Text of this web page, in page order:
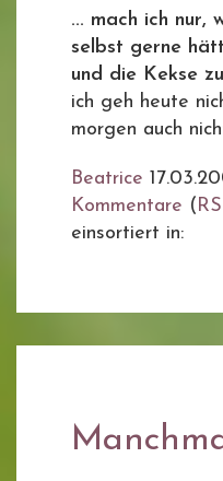
... mach ich nur,
selbst gerne
und die Kekse
ich geh heute
morgen auch
Beatrice
Kommentare (
einsortiert in: